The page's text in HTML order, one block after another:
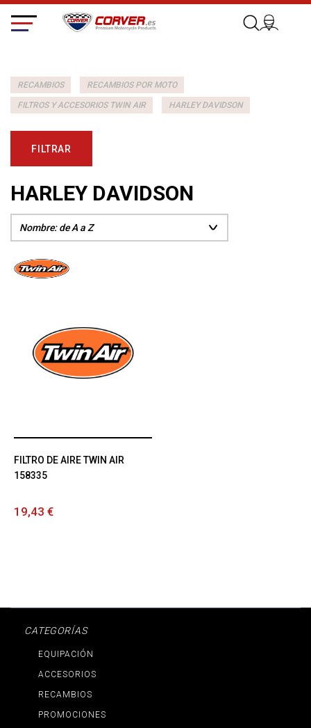
RECAMBIOS RECAMBIOS POR MOTO
FILTROS Y ACCESORIOS TWIN AIR HARLEY DAVIDSON
FILTRAR
HARLEY DAVIDSON
FILTRO DE AIRE TWIN AIR
158335
19,43 €
CATEGORÍAS
EQUIPACIÓN
ACCESORIOS
RECAMBIOS
PROMOCIONES